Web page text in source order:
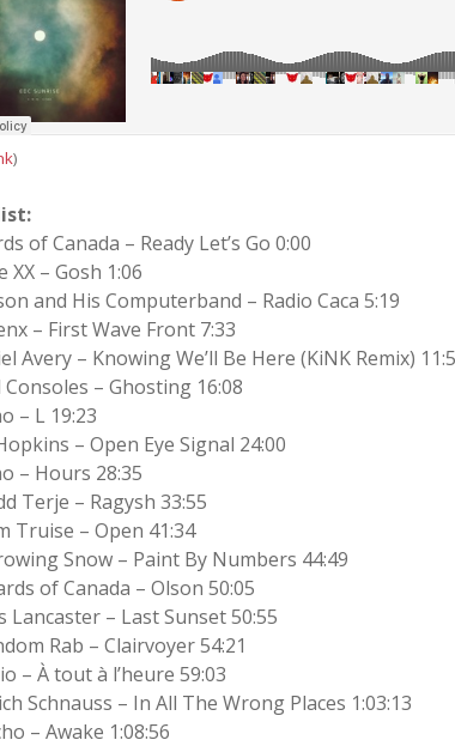
)
of Canada – Ready Let’s Go 0:00
XX – Gosh 1:06
and His Computerband – Radio Caca 5:19
– First Wave Front 7:33
Avery – Knowing We’ll Be Here (KiNK Remix)
Consoles – Ghosting 16:08
– L 19:23
– Open Eye Signal 24:00
– Hours 28:35
Terje – Ragysh 33:55
Truise – Open 41:34
Snow – Paint By Numbers 44:49
of Canada – Olson 50:05
Lancaster – Last Sunset 50:55
Rab – Clairvoyer 54:21
– À tout à l’heure 59:03
Schnauss – In All The Wrong Places 1:03:13
– Awake 1:08:56